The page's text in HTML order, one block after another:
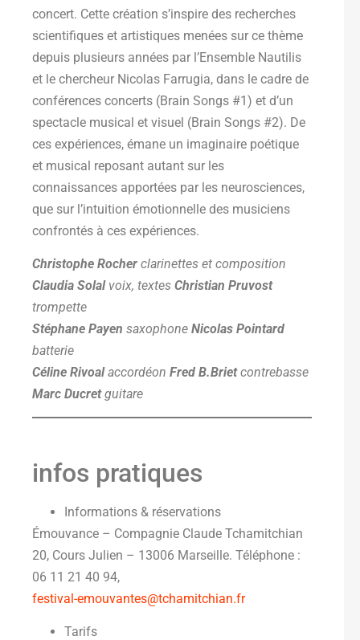
concert. Cette création s’inspire des recherches
scientifiques et artistiques menées sur ce thème
depuis plusieurs années par l’Ensemble Nautilis
et le chercheur Nicolas Farrugia, dans le cadre de
conférences concerts (Brain Songs #1) et d’un
spectacle musical et visuel (Brain Songs #2). De
ces expériences, émane un imaginaire poétique
et musical reposant autant sur les
connaissances apportées par les neurosciences,
que sur l’intuition émotionnelle des musiciens
confrontés à ces expériences.
Christophe Rocher clarinettes et composition
Claudia Solal voix, textes Christian Pruvost
trompette
Stéphane Payen saxophone Nicolas Pointard
batterie
Céline Rivoalaccordéon Fred B.Brietcontrebasse
Marc Ducretguitare
infos pratiques
Informations & réservations
Émouvance – Compagnie Claude Tchamitchian
20, Cours Julien – 13006 Marseille. Téléphone :
06 11 21 40 94,
festival-emouvantes@tchamitchian.fr
Tarifs